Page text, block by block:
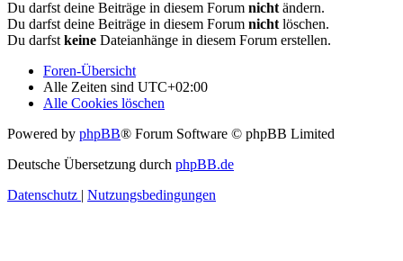
Du darfst deine Beiträge in diesem Forum nicht ändern.
Du darfst deine Beiträge in diesem Forum nicht löschen.
Du darfst keine Dateianhänge in diesem Forum erstellen.
Foren-Übersicht
Alle Zeiten sind UTC+02:00
Alle Cookies löschen
Powered by phpBB® Forum Software © phpBB Limited
Deutsche Übersetzung durch phpBB.de
Datenschutz | Nutzungsbedingungen